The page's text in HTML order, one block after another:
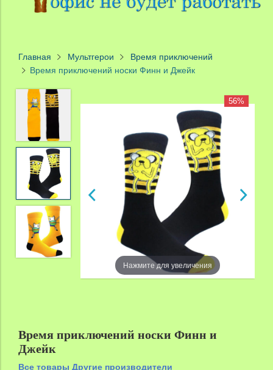
Главная Мультгерои
Время приключений
Время приключений носки Финн и Джейк
56% 56%
Нажмите для увеличения
Время приключений носки Финн и
Джейк
Все товары Другие производители